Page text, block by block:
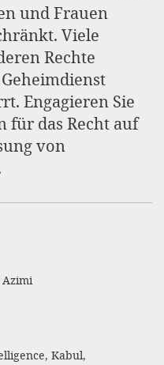
und Frauen
Viele
Rechte
Engagieren Sie
für das Recht auf
von
Azimi
Kabul,
efficient,
the best
gain new
for our
accept